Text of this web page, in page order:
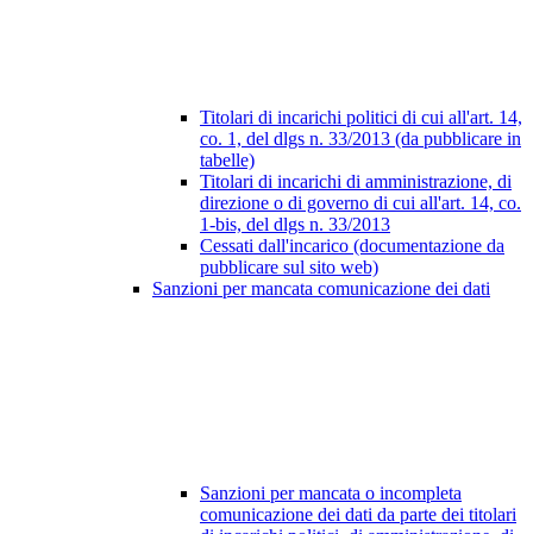
Titolari di incarichi politici di cui all'art. 14,
co. 1, del dlgs n. 33/2013 (da pubblicare in
tabelle)
Titolari di incarichi di amministrazione, di
direzione o di governo di cui all'art. 14, co.
1-bis, del dlgs n. 33/2013
Cessati dall'incarico (documentazione da
pubblicare sul sito web)
Sanzioni per mancata comunicazione dei dati
Sanzioni per mancata o incompleta
comunicazione dei dati da parte dei titolari